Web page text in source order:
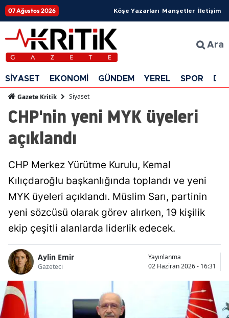
07 Ağustos 2026 Köşe Yazarları Manşetler İletişim
Ara
SİYASET EKONOMİ GÜNDEM YEREL SPOR
Gazete Kritik Siyaset
CHP'nin yeni MYK üyeleri
açıklandı
CHP Merkez Yürütme Kurulu, Kemal
Kılıçdaroğlu başkanlığında toplandı ve yeni
MYK üyeleri açıklandı. Müslim Sarı, partinin
yeni sözcüsü olarak görev alırken, 19 kişilik
ekip çeşitli alanlarda liderlik edecek.
Aylin Emir
Gazeteci
Yayınlanma
02 Haziran 2026 - 16:31